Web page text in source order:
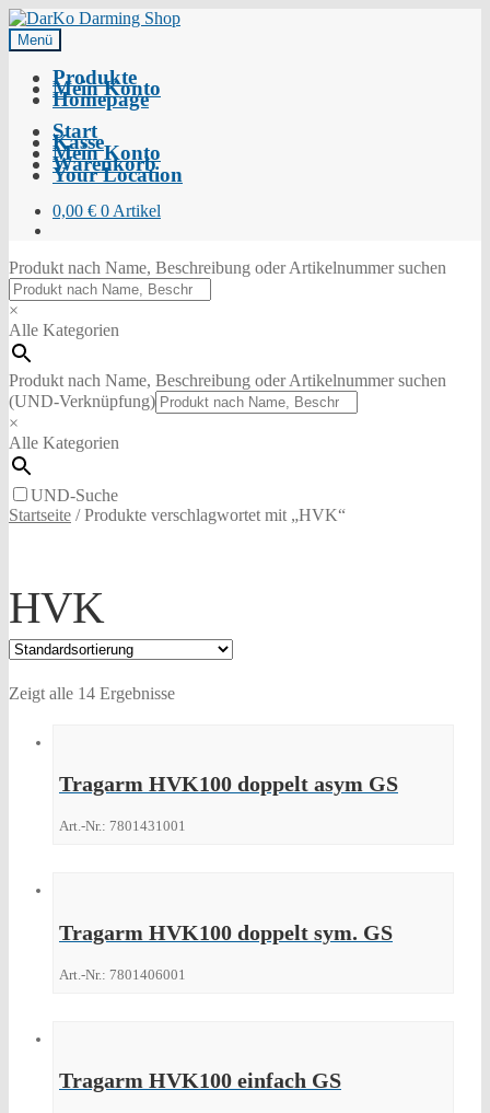
Menü
Produkte
Mein Konto
Homepage
Start
Kasse
Mein Konto
Warenkorb
Your Location
0,00 € 0 Artikel
Produkt nach Name, Beschreibung oder Artikelnummer suchen
×
Alle Kategorien
Produkt nach Name, Beschreibung oder Artikelnummer suchen
(UND-Verknüpfung)
×
Alle Kategorien
UND-Suche
Startseite /Produkte verschlagwortet mit „HVK“
HVK
Zeigt alle 14 Ergebnisse
Tragarm HVK100 doppelt asym GS
Art.-Nr.: 7801431001
Tragarm HVK100 doppelt sym. GS
Art.-Nr.: 7801406001
Tragarm HVK100 einfach GS